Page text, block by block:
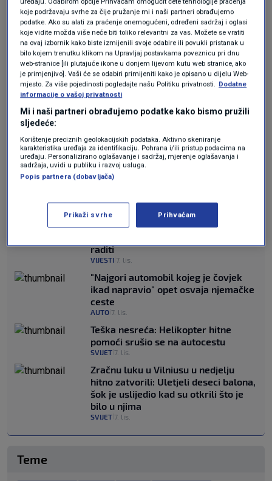
stočarstvu"
VIJESTI|23. ruj.
Virus ptičje gripe od kraja kolovoza počeo se
širiti Europom, a njezinu pojavu prijavile su
Norveška, Njemačka, Portugal, Poljska i
Bugarska. Sredinom srpnja bolest se pojavila i
na farmi purana u Španjolskoj.
Ptičja gripaobično se u Europi širi među peradi
upravo na početku jeseni, napominje Reuters.
FOTO / Ne dirajte ove "kolačiće" ako
ih pronađete, a bit će ih diljem
raditi
VIJESTI 7. lis.
"Najgori automobil kojeg je čovjek
ikad napravio" opet osvaja njemačke
ceste
AUTO 7. lis.
Teška nesreća: Helikopter hitne
pomoći srušio se na autocestu
SVIJET 7. lis.
Zračnu luku u Vilniusu u nedjelju
hitno zatvorili: Uletjeli deseci balona,
šok je uslijedio kad su otkrili što je
bilo u njima
SVIJET 7. lis.
Teme
koje podržavaju svrhe za čije pružanje mi i naši partneri obrađujemo
podatke. Ako su alati za praćenje onemogućeni, određeni sadržaj i oglasi
koje vidite možda više neće biti toliko relevantni za vas. Možete se vratiti
na ovaj izbornik kako biste izmijenili svoje odabire ili povukli pristanak u
bilo kojem trenutku klikom na Upravljaj postavkama poveznicu pri dnu
web-stranice [ili plutajuće ikone u donjem lijevom kutu web stranice, ako
je primjenjivo]. Vaši će se odabiri primijeniti kako je opisano u dijelu Web-
mjesto. Za više pojedinosti pogledajte našu Politiku privatnosti. Dodatne
informacije o vašoj privatnosti
Mi i naši partneri obrađujemo podatke kako bismo pružili
sljedeće:
Korištenje preciznih geolokacijskih podataka. Aktivno skeniranje
karakteristika uređaja za identifikaciju. Pohrana i/ili pristup podacima na
uređaju. Personalizirano oglašavanje i sadržaj, mjerenje oglašavanja i
sadržaja, uvidi u publiku i razvoj usluga.
Popis partnera (dobavljača)
Prikaži svrhe Prihvaćam